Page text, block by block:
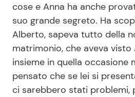
cose e Anna ha anche
suo grande segreto. Ha
Alberto, sapeva tutto della
matrimonio, che aveva visto
insieme in quella occasione
pensato che se lei si
ci sarebbero stati problemi,